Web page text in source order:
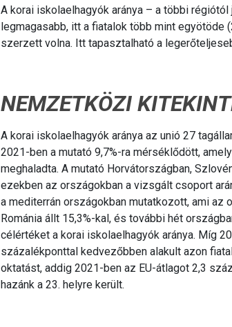
A korai iskolaelhagyók aránya – a többi
legmagasabb, itt a fiatalok több mint egyötöde
szerzett volna. Itt tapasztalható a
NEMZETKÖZI
A korai iskolaelhagyók aránya az unió 27
2021-ben a mutató 9,7%-ra mérséklődött,
meghaladta. A mutató Horvátországban,
ezekben az országokban a vizsgált csoport
a mediterrán országokban mutatkozott, ami
Románia állt 15,3%-kal, és további hét
célértéket a korai iskolaelhagyók aránya. Míg
százalékponttal kedvezőbben alakult azon
oktatást, addig 2021-ben az EU-átlagot 2,3
hazánk a 23. helyre került.